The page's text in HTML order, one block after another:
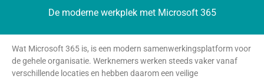
De moderne werkplek met Microsoft 365
Wat Microsoft 365 is, is een modern samenwerkingsplatform voor
de gehele organisatie. Werknemers werken steeds vaker vanaf
verschillende locaties en hebben daarom een veilige